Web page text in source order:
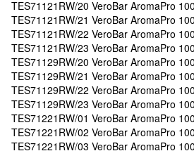
TES71121RW/20 VeroBar AromaPro 100
TES71121RW/21 VeroBar AromaPro 100
TES71121RW/22 VeroBar AromaPro 100
TES71121RW/23 VeroBar AromaPro 100
TES71129RW/20 VeroBar AromaPro 100
TES71129RW/21 VeroBar AromaPro 100
TES71129RW/22 VeroBar AromaPro 100
TES71129RW/23 VeroBar AromaPro 100
TES71221RW/01 VeroBar AromaPro 100
TES71221RW/02 VeroBar AromaPro 100
TES71221RW/03 VeroBar AromaPro 100